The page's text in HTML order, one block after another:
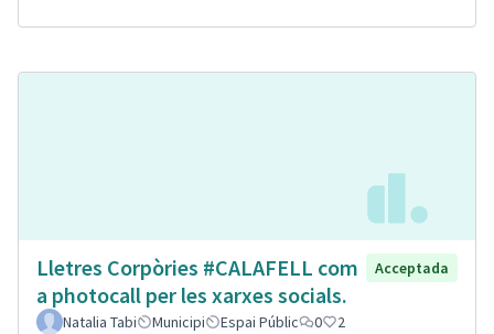
Lletres Corpòries #CALAFELL com
a photocall per les xarxes socials.
Acceptada
Natalia Tabi Municipi Espai Públic 0 2